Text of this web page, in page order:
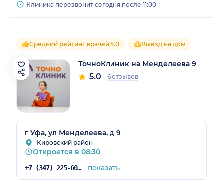
Клиника перезвонит сегодня после 11:00
Средний рейтинг врачей 5.0 Выезд на дом
ТочноКлиник на Менделеева 9
5.0 6 отзывов
г Уфа, ул Менделеева, д 9
Кировский район
Откроется в 08:30
+7 (347) 225-60-84 показать